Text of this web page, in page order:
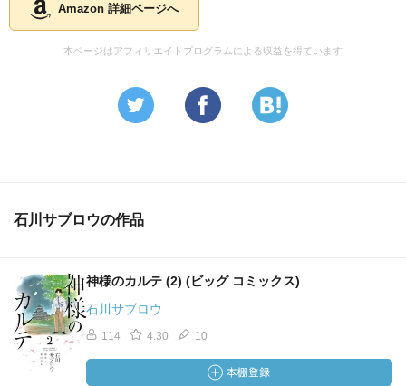
Amazon 詳細ページへ
本ページはアフィリエイトプログラムによる収益を得ています
石川サブロウの作品
神様のカルテ (2) (ビッグ コミックス)
石川サブロウ
114 4.30 10